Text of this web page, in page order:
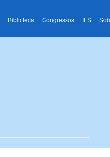
Biblioteca Congressos IES